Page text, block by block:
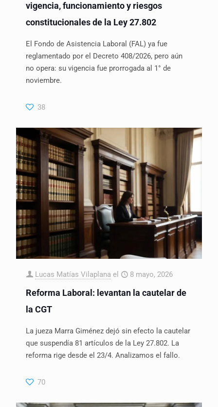
vigencia, funcionamiento y riesgos
constitucionales de la Ley 27.802
El Fondo de Asistencia Laboral (FAL) ya fue
reglamentado por el Decreto 408/2026, pero aún
no opera: su vigencia fue prorrogada al 1° de
noviembre.
38
Lucas Matías Vilaplana el 8 mayo, 2026
Reforma Laboral: levantan la cautelar de
la CGT
La jueza Marra Giménez dejó sin efecto la cautelar
que suspendía 81 artículos de la Ley 27.802. La
reforma rige desde el 23/4. Analizamos el fallo.
70